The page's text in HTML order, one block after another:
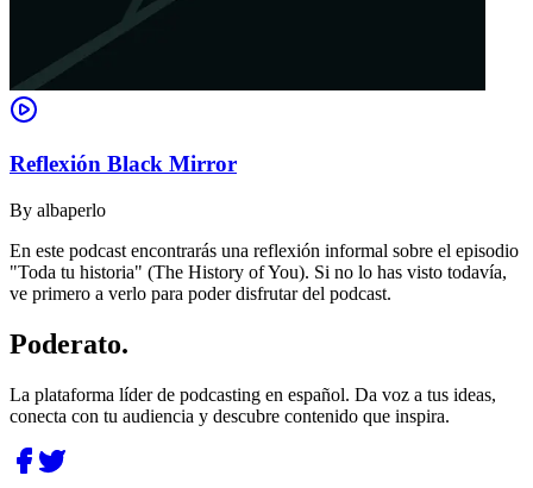
Reflexión Black Mirror
By albaperlo
En este podcast encontrarás una reflexión informal sobre el episodio
"Toda tu historia" (The History of You). Si no lo has visto todavía,
ve primero a verlo para poder disfrutar del podcast.
Poderato.
La plataforma líder de podcasting en español. Da voz a tus ideas,
conecta con tu audiencia y descubre contenido que inspira.